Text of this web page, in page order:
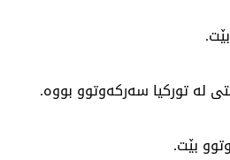
له‌ توركیا سه‌ركه‌وتوو بووه‌.
بێت.